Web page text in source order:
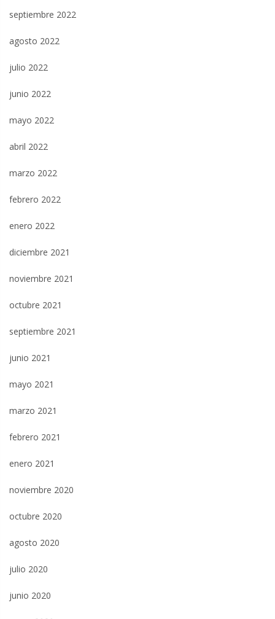
septiembre 2022
agosto 2022
julio 2022
junio 2022
mayo 2022
abril 2022
marzo 2022
febrero 2022
enero 2022
diciembre 2021
noviembre 2021
octubre 2021
septiembre 2021
junio 2021
mayo 2021
marzo 2021
febrero 2021
enero 2021
noviembre 2020
octubre 2020
agosto 2020
julio 2020
junio 2020